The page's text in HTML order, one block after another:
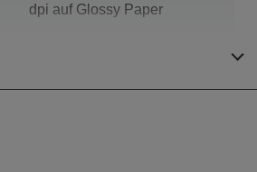
dpi auf Glossy Paper